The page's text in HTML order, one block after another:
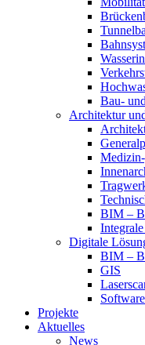
Bau-
Architektur
BIM –
Digitale
BIM –
GIS
Projekte
Aktuelles
News